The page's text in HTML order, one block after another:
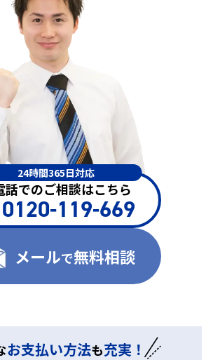
24時間365日対応
話でのご相談はこちら
0120-119-669
メールで無料相談
お支払い方法も充実！